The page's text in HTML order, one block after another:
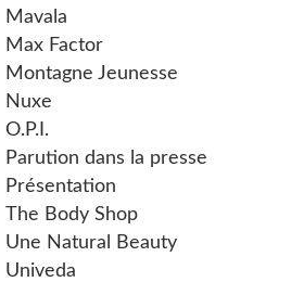
Mavala
Max Factor
Montagne Jeunesse
Nuxe
O.P.I.
Parution dans la presse
Présentation
The Body Shop
Une Natural Beauty
Univeda